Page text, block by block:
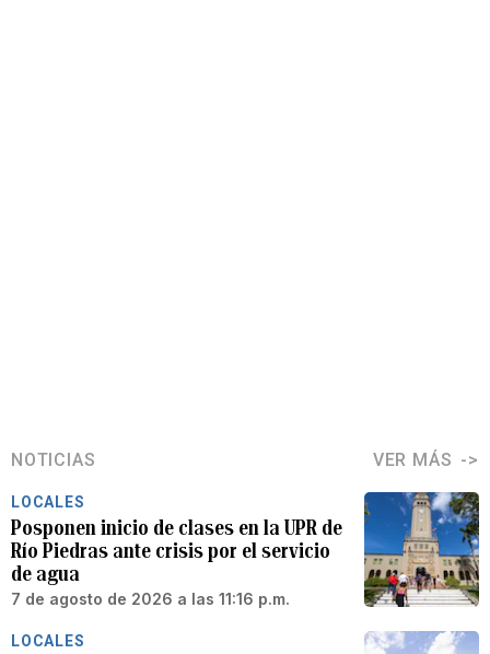
NOTICIAS VER MÁS
LOCALES
Posponen inicio de clases en la UPR de
Río Piedras ante crisis por el servicio
de agua
7 de agosto de 2026 a las 11:16 p.m.
LOCALES